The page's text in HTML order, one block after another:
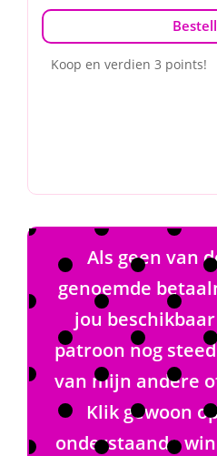
Koop en verdien 3 points!
Als geen van
genoemde
jou
patroon nog
van mijn andere
Klik gewoon
onderstaande